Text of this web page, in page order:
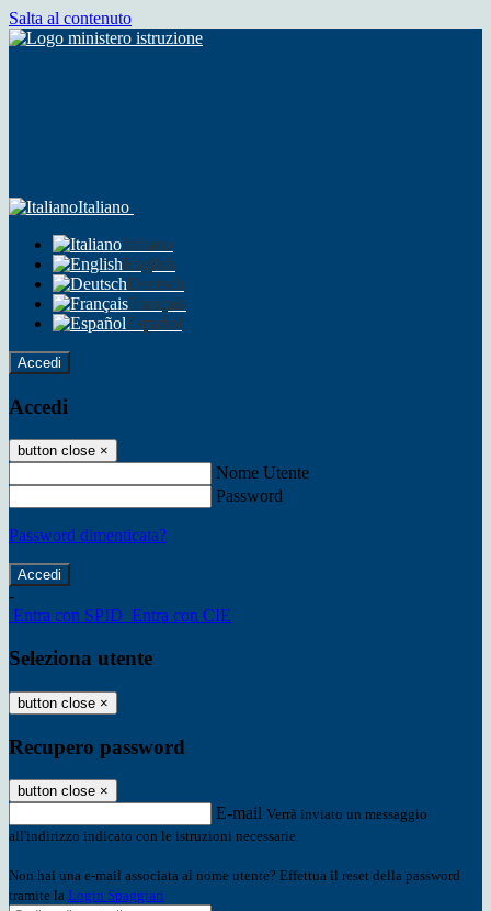
Salta al contenuto
Italiano
Italiano
English
Deutsch
Français
Español
Accedi
Accedi
button close ×
Nome Utente
Password
Password dimenticata?
-
Entra con SPID Entra con CIE
Seleziona utente
button close ×
Recupero password
button close ×
E-mail Verrà inviato un messaggio
all'indirizzo indicato con le istruzioni necessarie.
Non hai una e-mail associata al nome utente? Effettua il reset della password
tramite la Login Spaggiari